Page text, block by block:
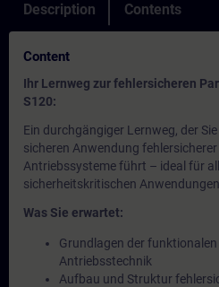
Description Contents
Content
Ihr Lernweg zur fehlersicheren
S120:
Ein durchgängiger Lernweg, der
sicheren Anwendung fehlersicherer
Antriebssysteme führt – ideal für
sicherheitskritischen
Was Sie erwartet:
Grundlagen der
Antriebsstechnik
Aufbau und Struktur